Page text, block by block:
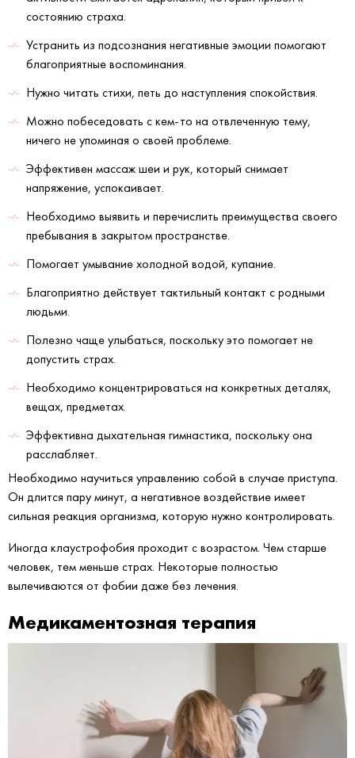
состоянию страха.
Устранить из подсознания негативные эмоции помогают
благоприятные воспоминания.
Нужно читать стихи, петь до наступления спокойствия.
Можно побеседовать с кем-то на отвлеченную тему,
ничего не упоминая о своей проблеме.
Эффективен массаж шеи и рук, который снимает
напряжение, успокаивает.
Необходимо выявить и перечислить преимущества своего
пребывания в закрытом пространстве.
Помогает умывание холодной водой, купание.
Благоприятно действует тактильный контакт с родными
людьми.
Полезно чаще улыбаться, поскольку это помогает не
допустить страх.
Необходимо концентрироваться на конкретных деталях,
вещах, предметах.
Эффективна дыхательная гимнастика, поскольку она
расслабляет.
Необходимо научиться управлению собой в случае приступа.
Он длится пару минут, а негативное воздействие имеет
сильная реакция организма, которую нужно контролировать.
Иногда клаустрофобия проходит с возрастом. Чем старше
человек, тем меньше страх. Некоторые полностью
вылечиваются от фобии даже без лечения.
Медикаментозная терапия